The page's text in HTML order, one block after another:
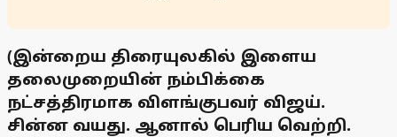
(இன்றைய திரையுலகில் இளைய
தலைமுறையின் நம்பிக்கை
நட்சத்திரமாக விளங்குபவர் விஜய்.
சின்ன வயது. ஆனால் பெரிய வெற்றி.